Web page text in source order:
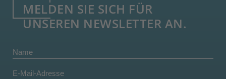
MELDEN SIE SICH FÜR
UNSEREN NEWSLETTER AN.